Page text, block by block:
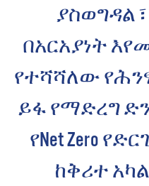
ያስወግዳል
በአርአያነት
የተሻሻለው
ይፋ የማድረግ
የNet Zero
ከቅሪተ